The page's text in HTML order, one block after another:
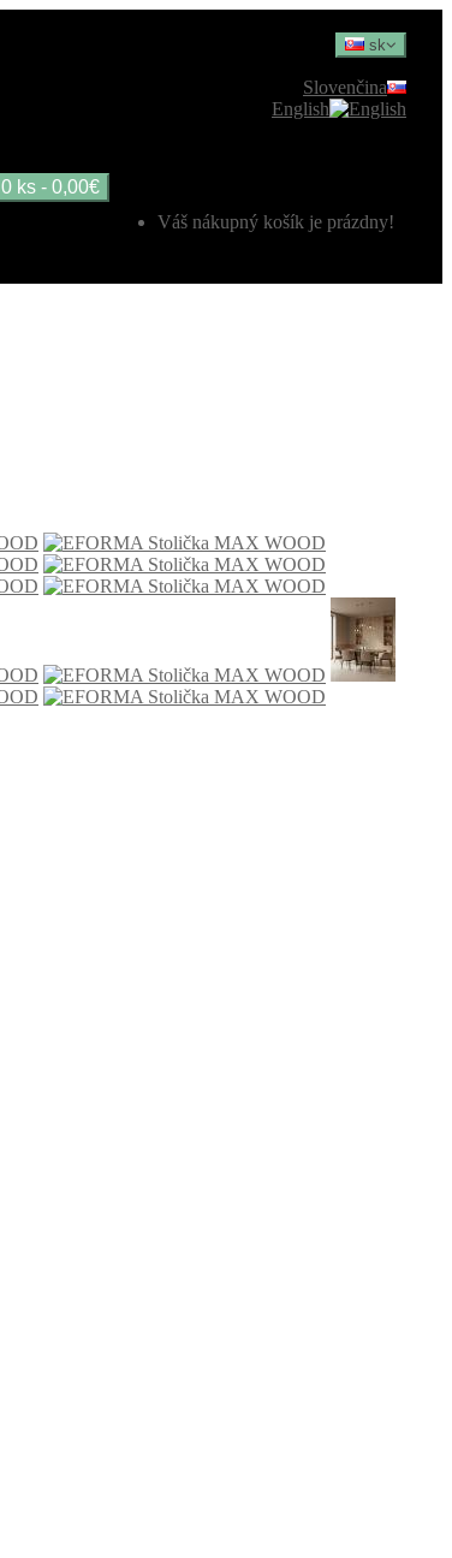
sk
Slovenčina
English
0 ks - 0,00€
Váš nákupný košík je prázdny!